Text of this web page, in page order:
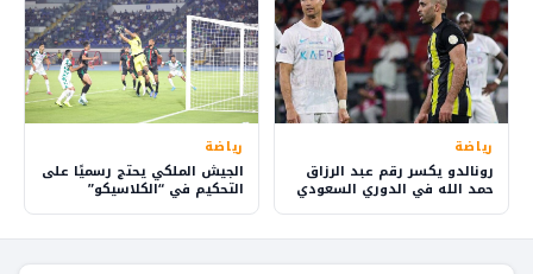
رياضة
رونالدو يكسر رقم عبد الرزاق
حمد الله في الدوري السعودي
رياضة
الجيش الملكي يحتج رسميًا على
التحكيم في “الكلاسيكو”